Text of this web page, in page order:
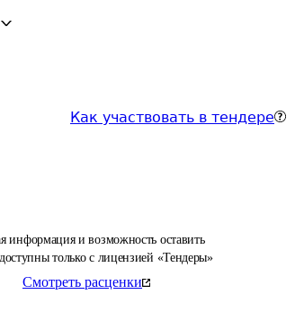
Как участвовать в тендере
информация и возможность оставить
только с лицензией «Тендеры»
Смотреть расценки